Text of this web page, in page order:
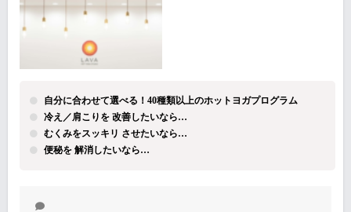
自分に合わせて選べる！40種類以上のホットヨガプログラム
冷え／肩こりを 改善したいなら…
むくみをスッキリ させたいなら…
便秘を 解消したいなら…